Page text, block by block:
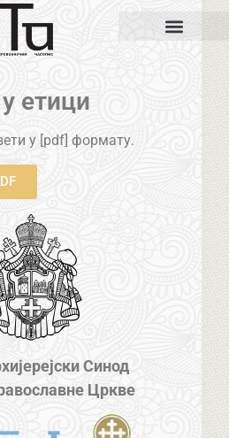
етици
у [pdf] формату.
Синод
Цркве